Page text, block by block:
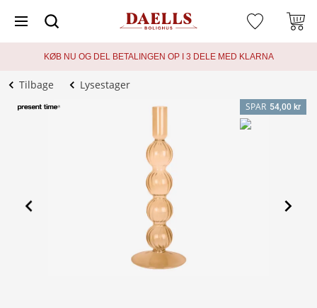
KØB NU OG DEL BETALINGEN OP I 3 DELE MED KLARNA
Tilbage Lysestager
SPAR 54,00 kr